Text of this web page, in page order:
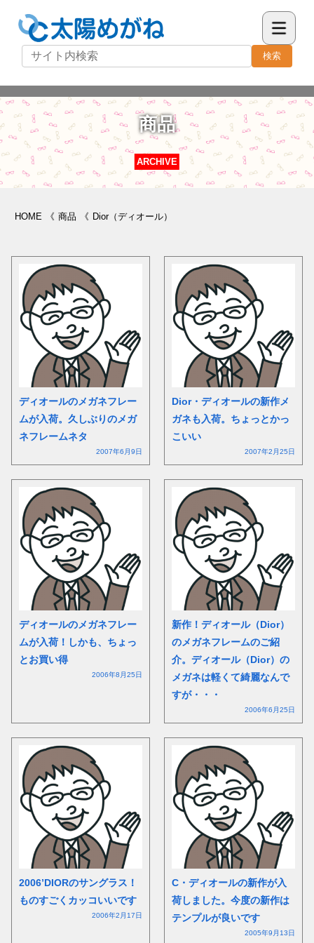
検索
商品
ARCHIVE
HOME 《 商品 《 Dior（ディオール）
ディオールのメガネフレー
ムが入荷。久しぶりのメガ
ネフレームネタ
2007年6月9日
Dior・ディオールの新作メ
ガネも入荷。ちょっとかっ
こいい
2007年2月25日
ディオールのメガネフレー
ムが入荷！しかも、ちょっ
とお買い得
2006年8月25日
新作！ディオール（Dior）
のメガネフレームのご紹
介。ディオール（Dior）の
メガネは軽くて綺麗なんで
すが・・・
2006年6月25日
2006’DIORのサングラス！
ものすごくカッコいいです
2006年2月17日
C・ディオールの新作が入
荷しました。今度の新作は
テンプルが良いです
2005年9月13日